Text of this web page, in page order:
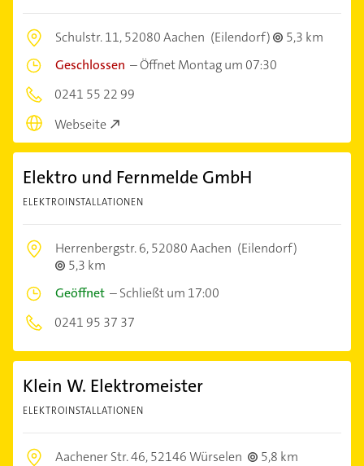
Schulstr. 11,52080 Aachen (Eilendorf)
5,3 km
Geschlossen –Öffnet Montag um 07:30
0241 55 22 99
Webseite
Elektro und Fernmelde GmbH
ELEKTROINSTALLATIONEN
Herrenbergstr. 6,52080 Aachen (Eilendorf)
5,3 km
Geöffnet –Schließt um 17:00
0241 95 37 37
Klein W. Elektromeister
ELEKTROINSTALLATIONEN
Aachener Str. 46,52146 Würselen
5,8 km